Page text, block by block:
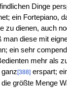
Dinge
ein Fortepiano,
zu dienen, auch
man diese mit
ein sehr
mehr als
ganz[388]erspart;
größte Menge